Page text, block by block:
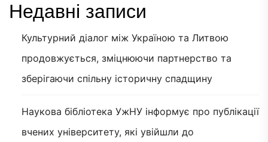
Недавні записи
Культурний діалог між Україною та Литвою
продовжується, зміцнюючи партнерство та
зберігаючи спільну історичну спадщину
Наукова бібліотека УжНУ інформує про публікації
вчених університету, які увійшли до